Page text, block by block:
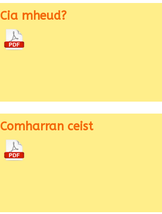
Cia mheud?
Comharran ceist